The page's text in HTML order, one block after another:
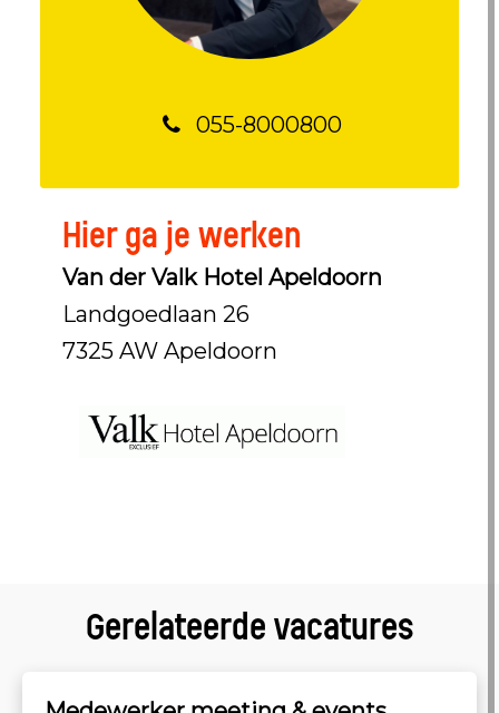
055-8000800
Hier ga je werken
Van der Valk Hotel Apeldoorn
Landgoedlaan 26
7325 AW Apeldoorn
Gerelateerde vacatures